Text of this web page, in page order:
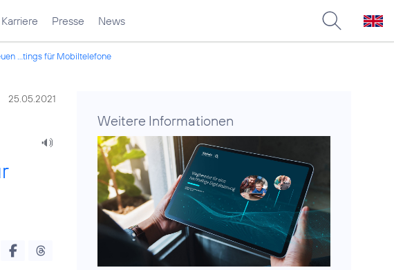
Karriere Presse News
...tings für Mobiltelefone
25.05.2021
Weitere Informationen